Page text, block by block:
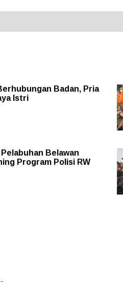
Badan, Pria
Istri
Belawan
Program Polisi RW